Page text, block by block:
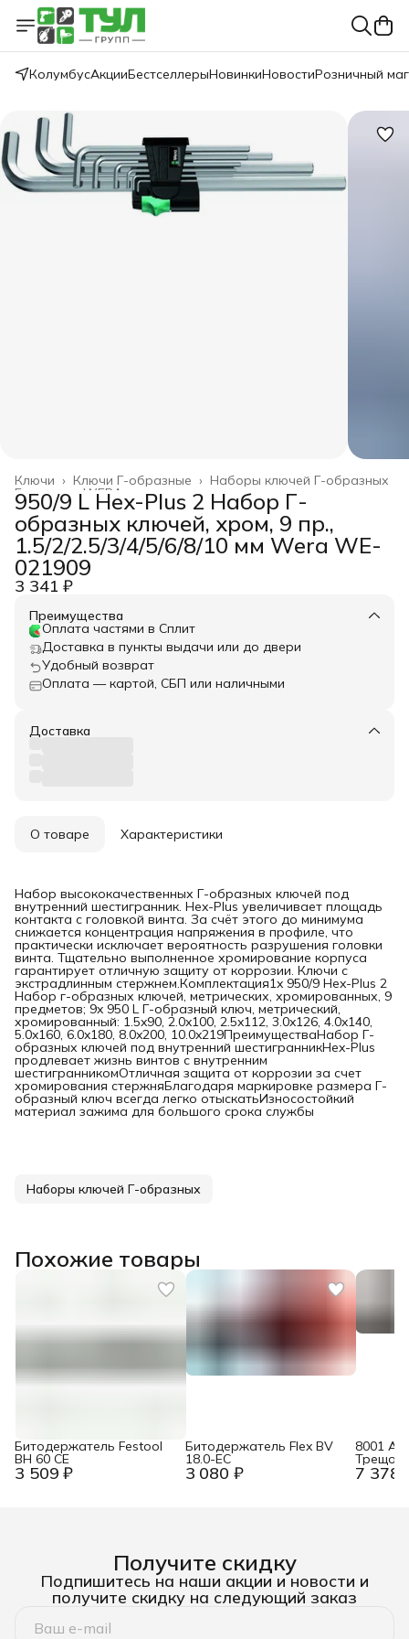
КолумбусАкцииБестселлерыНовинкиНовостиРозничный
Наборы ключей Г-образных
Ключи Г-образные ›
Ключи ›
WERA
Главная
950/9 L Hex-Plus 2 Набор Г-
образных ключей, хром, 9 пр.,
1.5/2/2.5/3/4/5/6/8/10 мм Wera WE-
021909
3 341 ₽
Преимущества
Оплата частями в Сплит
Доставка в пункты выдачи или до двери
Удобный возврат
Оплата — картой, СБП или наличными
Доставка
О товаре Характеристики
Набор высококачественных Г-образных ключей под
внутренний шестигранник. Hex-Plus увеличивает площадь
контакта с головкой винта. За счёт этого до минимума
снижается концентрация напряжения в профиле, что
практически исключает вероятность разрушения головки
винта. Тщательно выполненное хромирование корпуса
гарантирует отличную защиту от коррозии. Ключи с
экстрадлинным стержнем.Комплектация1x 950/9 Hex-Plus 2
Набор г-образных ключей, метрических, хромированных, 9
предметов; 9x 950 L Г-образный ключ, метрический,
хромированный: 1.5x90, 2.0x100, 2.5x112, 3.0x126, 4.0x140,
5.0x160, 6.0x180, 8.0x200, 10.0x219ПреимуществаНабор Г-
образных ключей под внутренний шестигранникHex-Plus
продлевает жизнь винтов с внутренним
шестигранникомОтличная защита от коррозии за счет
хромирования стержняБлагодаря маркировке размера Г-
образный ключ всегда легко отыскатьИзносостойкий
материал зажима для большого срока службы
Наборы ключей Г-образных
Похожие товары
3 509 ₽
Битодержатель Festool
BH 60 CE
3 080 ₽
Битодержатель Flex BV
18.0-EC
7 378
8001 A
бит +
для 1/
Получите скидку
Подпишитесь на наши акции и новости и
получите скидку на следующий заказ